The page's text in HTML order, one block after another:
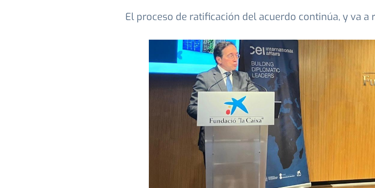
El proceso de ratificación del acuerdo continúa, y va